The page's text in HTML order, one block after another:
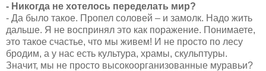
- Никогда не хотелось переделать мир?
- Да было такое. Пропел соловей – и замолк. Надо жить
дальше. Я не воспринял это как поражение. Понимаете,
это такое счастье, что мы живем! И не просто по лесу
бродим, а у нас есть культура, храмы, скульптуры.
Значит, мы не просто высокоорганизованные муравьи?